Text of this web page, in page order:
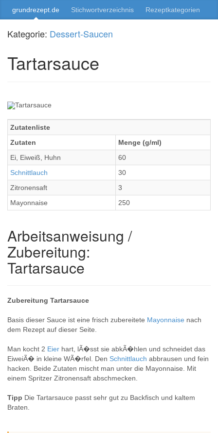
grundrezept.de Stichwortverzeichnis Rezeptkategorien
Kategorie: Dessert-Saucen
Tartarsauce
Zutatenliste
Zutaten
Menge (g/ml)
Ei, Eiweiß, Huhn
60
Schnittlauch
30
Zitronensaft
3
Mayonnaise
250
Arbeitsanweisung /
Zubereitung:
Tartarsauce
Zubereitung Tartarsauce
Basis dieser Sauce ist eine frisch zubereitete Mayonnaise nach
dem Rezept auf dieser Seite.
Man kocht 2 Eier hart, lÃ�sst sie abkÃ�hlen und schneidet das
EiweiÃ� in kleine WÃ�rfel. Den Schnittlauch abbrausen und fein
hacken. Beide Zutaten mischt man unter die Mayonnaise. Mit
einem Spritzer Zitronensaft abschmecken.
Tipp Die Tartarsauce passt sehr gut zu Backfisch und kaltem
Braten.